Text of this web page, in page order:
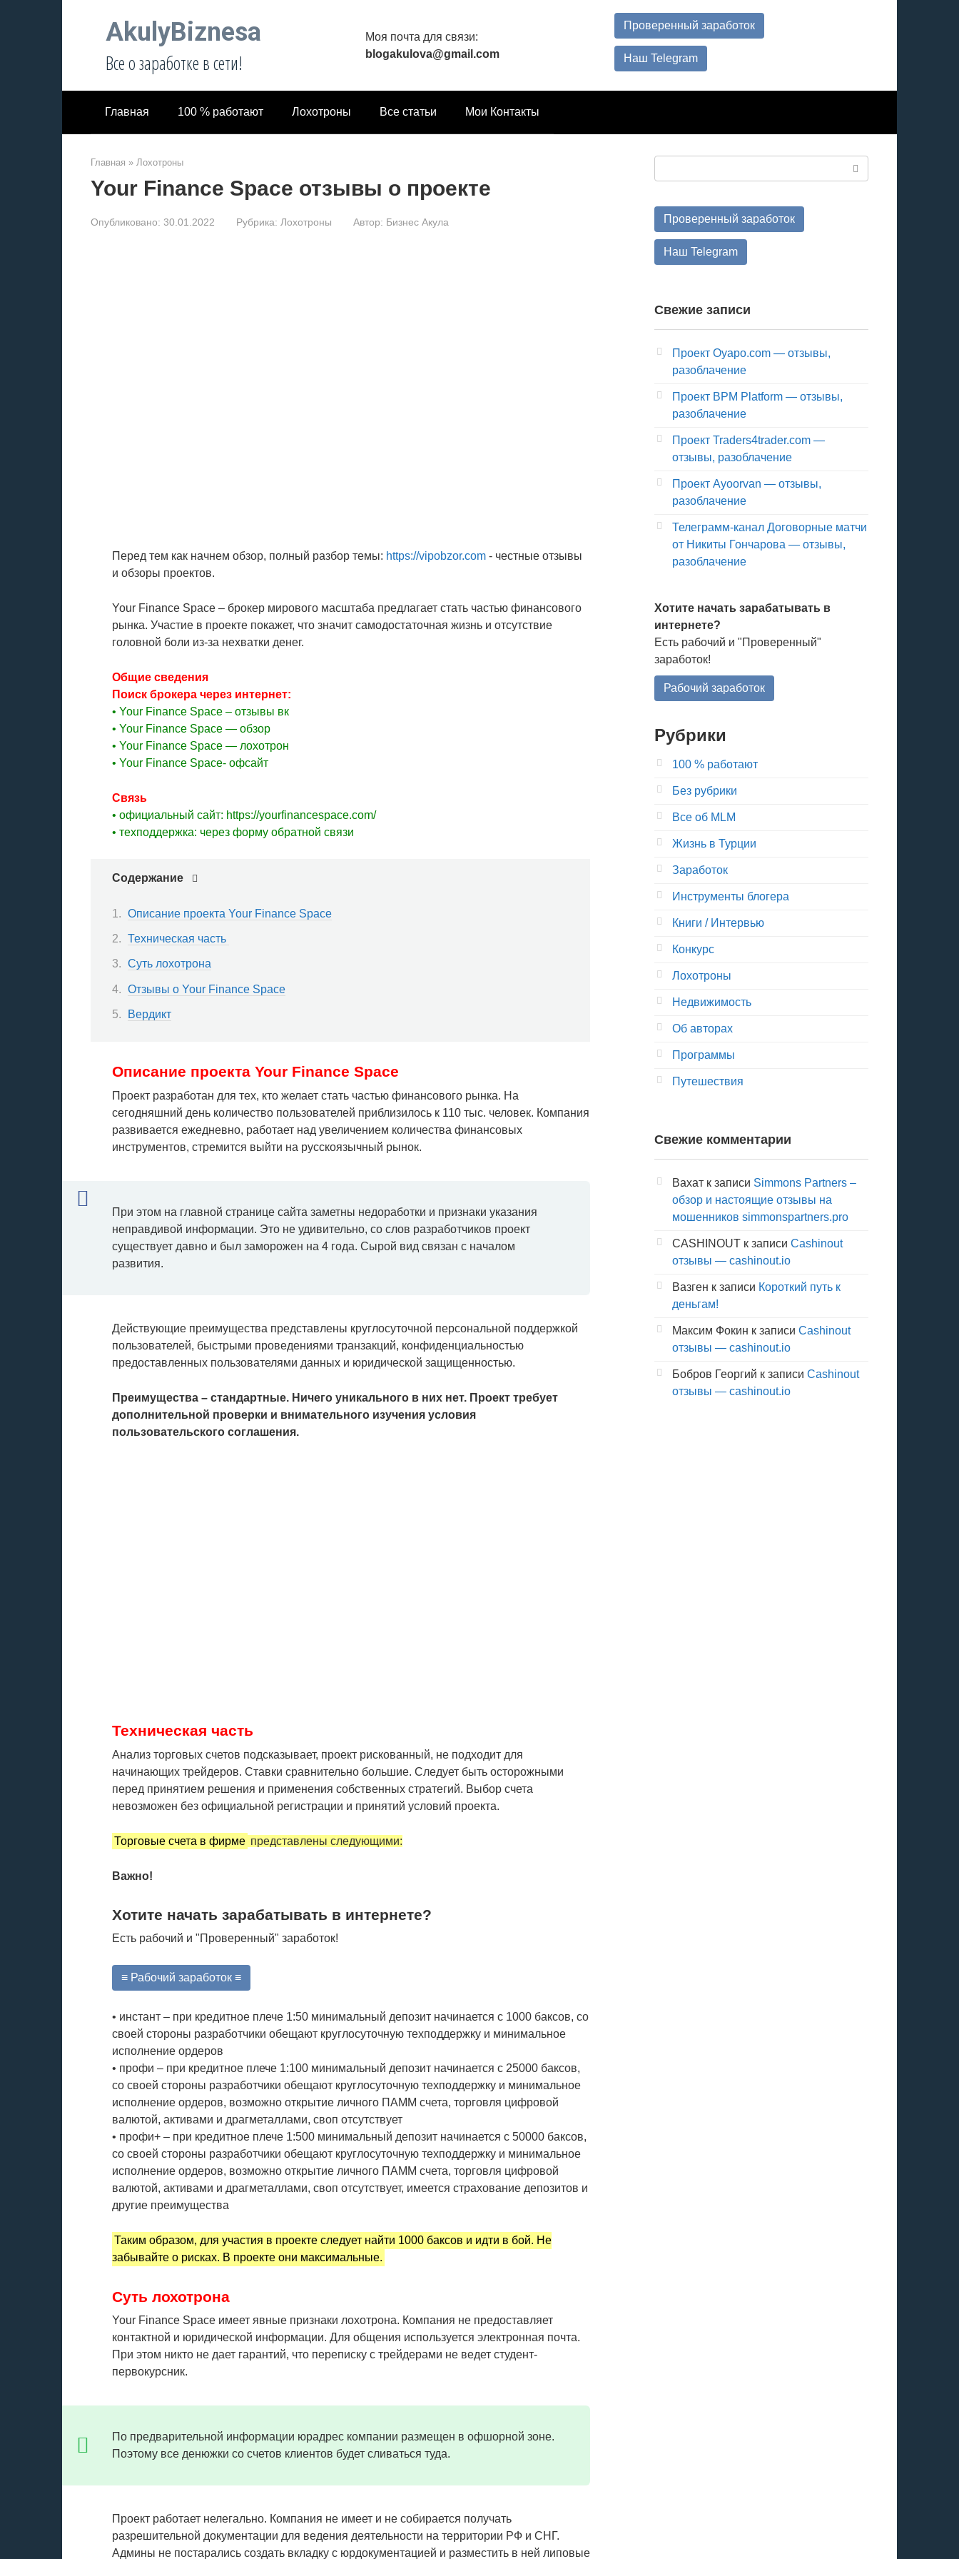
AkulyBiznesa
Все о заработке в сети!
Моя почта для связи:
blogakulova@gmail.com
Проверенный заработок
Наш Telegram
Главная 100 % работают Лохотроны Все статьи Мои Контакты
Главная » Лохотроны
Your Finance Space отзывы о проекте
Опубликовано: 30.01.2022 Рубрика: Лохотроны Автор: Бизнес Акула
Перед тем как начнем обзор, полный разбор темы: https://vipobzor.com - честные отзывы
и обзоры проектов.
Your Finance Space – брокер мирового масштаба предлагает стать частью финансового
рынка. Участие в проекте покажет, что значит самодостаточная жизнь и отсутствие
головной боли из-за нехватки денег.
Общие сведения
Поиск брокера через интернет:
• Your Finance Space – отзывы вк
• Your Finance Space — обзор
• Your Finance Space — лохотрон
• Your Finance Space- офсайт
Связь
• официальный сайт: https://yourfinancespace.com/
• техподдержка: через форму обратной связи
Содержание
Описание проекта Your Finance Space
Техническая часть
Суть лохотрона
Отзывы о Your Finance Space
Вердикт
Описание проекта Your Finance Space
Проект разработан для тех, кто желает стать частью финансового рынка. На
сегодняшний день количество пользователей приблизилось к 110 тыс. человек. Компания
развивается ежедневно, работает над увеличением количества финансовых
инструментов, стремится выйти на русскоязычный рынок.
При этом на главной странице сайта заметны недоработки и признаки указания
неправдивой информации. Это не удивительно, со слов разработчиков проект
существует давно и был заморожен на 4 года. Сырой вид связан с началом
развития.
Действующие преимущества представлены круглосуточной персональной поддержкой
пользователей, быстрыми проведениями транзакций, конфиденциальностью
предоставленных пользователями данных и юридической защищенностью.
Преимущества – стандартные. Ничего уникального в них нет. Проект требует
дополнительной проверки и внимательного изучения условия
пользовательского соглашения.
Техническая часть
Анализ торговых счетов подсказывает, проект рискованный, не подходит для
начинающих трейдеров. Ставки сравнительно большие. Следует быть осторожными
перед принятием решения и применения собственных стратегий. Выбор счета
невозможен без официальной регистрации и принятий условий проекта.
Торговые счета в фирме представлены следующими:
Важно!
Хотите начать зарабатывать в интернете?
Есть рабочий и "Проверенный" заработок!
≡ Рабочий заработок ≡
• инстант – при кредитное плече 1:50 минимальный депозит начинается с 1000 баксов, со
своей стороны разработчики обещают круглосуточную техподдержку и минимальное
исполнение ордеров
• профи – при кредитное плече 1:100 минимальный депозит начинается с 25000 баксов,
со своей стороны разработчики обещают круглосуточную техподдержку и минимальное
исполнение ордеров, возможно открытие личного ПАММ счета, торговля цифровой
валютой, активами и драгметаллами, своп отсутствует
• профи+ – при кредитное плече 1:500 минимальный депозит начинается с 50000 баксов,
со своей стороны разработчики обещают круглосуточную техподдержку и минимальное
исполнение ордеров, возможно открытие личного ПАММ счета, торговля цифровой
валютой, активами и драгметаллами, своп отсутствует, имеется страхование депозитов и
другие преимущества
Таким образом, для участия в проекте следует найти 1000 баксов и идти в бой. Не
забывайте о рисках. В проекте они максимальные.
Суть лохотрона
Your Finance Space имеет явные признаки лохотрона. Компания не предоставляет
контактной и юридической информации. Для общения используется электронная почта.
При этом никто не дает гарантий, что переписку с трейдерами не ведет студент-
первокурсник.
По предварительной информации юрадрес компании размещен в офшорной зоне.
Поэтому все денюжки со счетов клиентов будет сливаться туда.
Проект работает нелегально. Компания не имеет и не собирается получать
разрешительной документации для ведения деятельности на территории РФ и СНГ.
Админы не постарались создать вкладку с юрдокументацией и разместить в ней липовые
Проверенный заработок
Наш Telegram
Свежие записи
Проект Oyapo.com — отзывы,
разоблачение
Проект BPM Platform — отзывы,
разоблачение
Проект Traders4trader.com —
отзывы, разоблачение
Проект Ayoorvan — отзывы,
разоблачение
Телеграмм-канал Договорные матчи
от Никиты Гончарова — отзывы,
разоблачение
Хотите начать зарабатывать в
интернете?
Есть рабочий и "Проверенный"
заработок!
Рабочий заработок
Рубрики
100 % работают
Без рубрики
Все об MLM
Жизнь в Турции
Заработок
Инструменты блогера
Книги / Интервью
Конкурс
Лохотроны
Недвижимость
Об авторах
Программы
Путешествия
Свежие комментарии
Вахат к записи Simmons Partners –
обзор и настоящие отзывы на
мошенников simmonspartners.pro
CASHINOUT к записи Cashinout
отзывы — cashinout.io
Вазген к записи Короткий путь к
деньгам!
Максим Фокин к записи Cashinout
отзывы — cashinout.io
Бобров Георгий к записи Cashinout
отзывы — cashinout.io